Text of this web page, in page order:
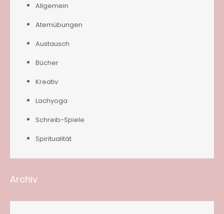
Allgemein
Atemübungen
Austausch
Bücher
Kreativ
Lachyoga
Schreib-Spiele
Spiritualität
Archiv